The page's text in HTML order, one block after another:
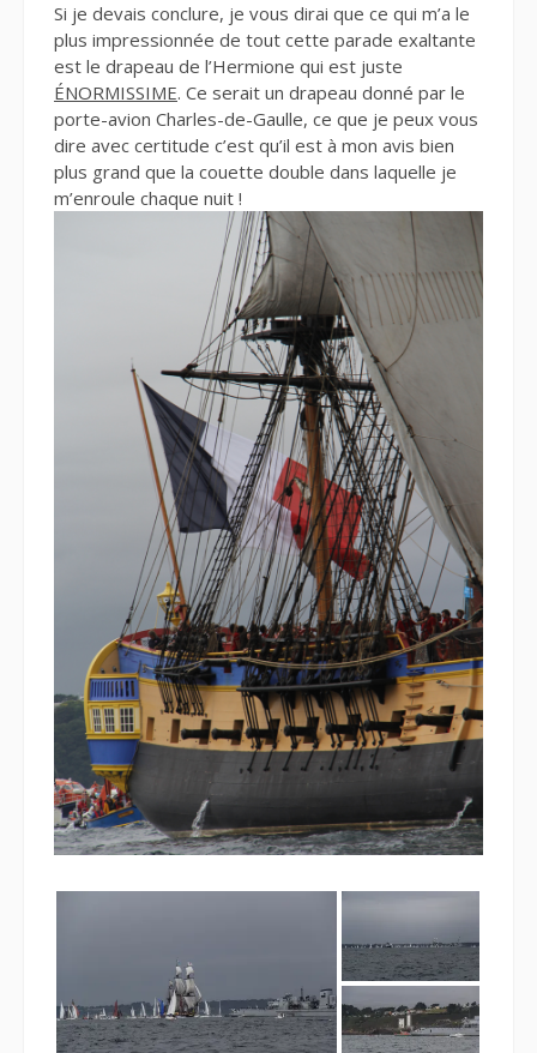
Si je devais conclure, je vous dirai que ce qui m’a le
plus impressionnée de tout cette parade exaltante
est le drapeau de l’Hermione qui est juste
ÉNORMISSIME. Ce serait un drapeau donné par le
porte-avion Charles-de-Gaulle, ce que je peux vous
dire avec certitude c’est qu’il est à mon avis bien
plus grand que la couette double dans laquelle je
m’enroule chaque nuit !